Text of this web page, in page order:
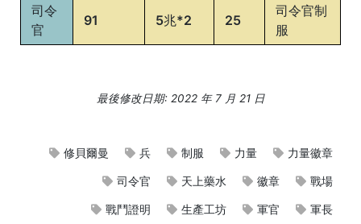
3
星
技能
技能
HP
+60,000
MP
+12,000
技能
+20%
技能
+20%
司令
官
91 5兆*2 25
司令官制
服
最後修改日期: 2022 年 7 月 21 日
修貝爾曼 兵 制服 力量 力量徽章
司令官 天上藥水 徽章 戰場
戰鬥證明 生產工坊 軍官 軍長